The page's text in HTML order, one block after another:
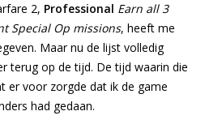
2, Professional Earn all 3
Special Op missions, heeft me
Maar nu de lijst volledig
terug op de tijd. De tijd waarin die
er voor zorgde dat ik de game
had gedaan.